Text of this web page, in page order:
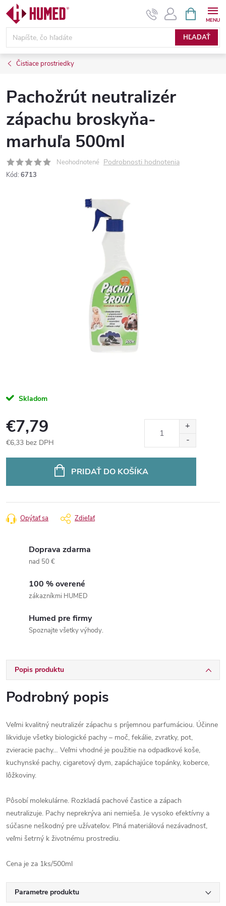
Prejsť
obsah
HĽADAŤ
KOŠÍK
Čistiace prostriedky
Pachožrút neutralizér
zápachu broskyňa-
marhuľa 500ml
Neohodnotené Podrobnosti hodnotenia
Kód: 6713
Skladom
€7,79
€6,33 bez DPH
PRIDAŤ DO KOŠÍKA
Opýtať sa Zdieľať
Doprava zdarma
nad 50 €
100 % overené
zákazníkmi HUMED
Humed pre firmy
Spoznajte všetky výhody.
Popis produktu
Podrobný popis
Veľmi kvalitný neutralizér zápachu s príjemnou parfumáciou. Účinne
likviduje všetky biologické pachy – moč, fekálie, zvratky, pot,
zvieracie pachy… Veľmi vhodné je použitie na odpadkové koše,
kuchynské pachy, cigaretový dym, zapáchajúce topánky, koberce,
lôžkoviny.
Pôsobí molekulárne. Rozkladá pachové častice a zápach
neutralizuje. Pachy neprekrýva ani nemieša. Je vysoko efektívny a
súčasne neškodný pre užívateľov. Plná materiálová nezávadnosť,
veľmi šetrný k životnému prostrediu.
Cena je za 1ks/500ml
Parametre produktu